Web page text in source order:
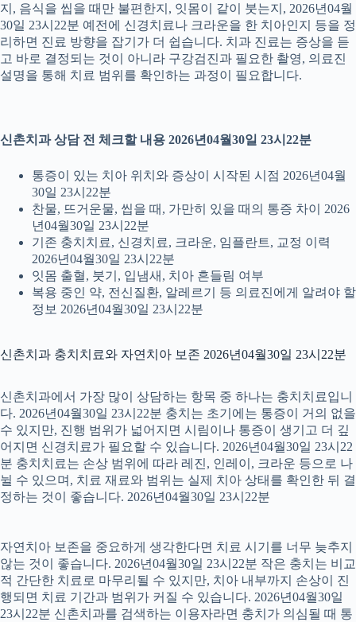
지, 음식을 씹을 때만 불편한지, 잇몸이 같이 붓는지, 2026년04월
30일 23시22분 예전에 신경치료나 크라운을 한 치아인지 등을 정
리하면 진료 방향을 잡기가 더 쉽습니다. 치과 진료는 증상을 듣
고 바로 결정되는 것이 아니라 구강검진과 필요한 촬영, 의료진
설명을 통해 치료 범위를 확인하는 과정이 필요합니다.
신촌치과 상담 전 체크할 내용 2026년04월30일 23시22분
통증이 있는 치아 위치와 증상이 시작된 시점 2026년04월
30일 23시22분
찬물, 뜨거운물, 씹을 때, 가만히 있을 때의 통증 차이 2026
년04월30일 23시22분
기존 충치치료, 신경치료, 크라운, 임플란트, 교정 이력
2026년04월30일 23시22분
잇몸 출혈, 붓기, 입냄새, 치아 흔들림 여부
복용 중인 약, 전신질환, 알레르기 등 의료진에게 알려야 할
정보 2026년04월30일 23시22분
신촌치과 충치치료와 자연치아 보존 2026년04월30일 23시22분
신촌치과에서 가장 많이 상담하는 항목 중 하나는 충치치료입니
다. 2026년04월30일 23시22분 충치는 초기에는 통증이 거의 없을
수 있지만, 진행 범위가 넓어지면 시림이나 통증이 생기고 더 깊
어지면 신경치료가 필요할 수 있습니다. 2026년04월30일 23시22
분 충치치료는 손상 범위에 따라 레진, 인레이, 크라운 등으로 나
뉠 수 있으며, 치료 재료와 범위는 실제 치아 상태를 확인한 뒤 결
정하는 것이 좋습니다. 2026년04월30일 23시22분
자연치아 보존을 중요하게 생각한다면 치료 시기를 너무 늦추지
않는 것이 좋습니다. 2026년04월30일 23시22분 작은 충치는 비교
적 간단한 치료로 마무리될 수 있지만, 치아 내부까지 손상이 진
행되면 치료 기간과 범위가 커질 수 있습니다. 2026년04월30일
23시22분 신촌치과를 검색하는 이용자라면 충치가 의심될 때 통